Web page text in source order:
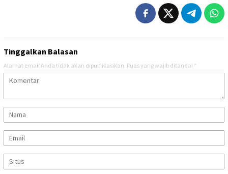
Tinggalkan Balasan
Alamat email Anda tidak akan dipublikasikan. Ruas yang wajib ditandai *